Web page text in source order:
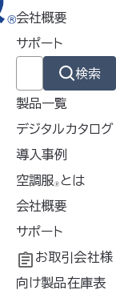
会社概要
サポート
検索
製品一覧
デジタルカタログ
導入事例
導入事例
共同開発
工場シミュレーシ
ョン
空調服🄬 とは
空調服 ®とは
開発秘話
会社概要
企業理念
会社概要
会社沿革
サポート
よくあるご質問
不要なバッテリー
お取引会社様
向け製品在庫表
願いいたしま
願い申し上げま
います。
、「空調ズボン」、「空調